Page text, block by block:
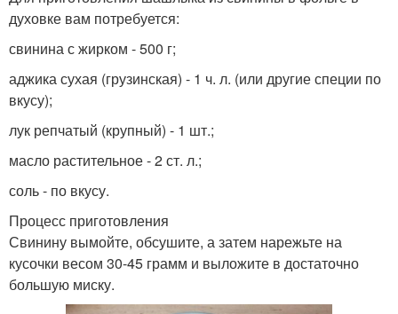
духовке вам потребуется:
свинина с жирком - 500 г;
аджика сухая (грузинская) - 1 ч. л. (или другие специи по
вкусу);
лук репчатый (крупный) - 1 шт.;
масло растительное - 2 ст. л.;
соль - по вкусу.
Процесс приготовления
Свинину вымойте, обсушите, а затем нарежьте на
кусочки весом 30-45 грамм и выложите в достаточно
большую миску.